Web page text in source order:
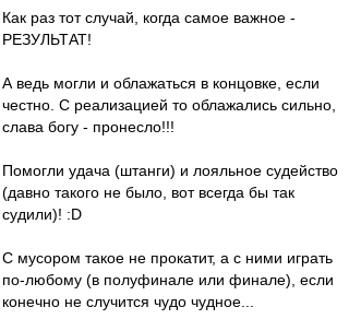
Как раз тот случай, когда самое важное -
РЕЗУЛЬТАТ!
А ведь могли и облажаться в концовке, если
честно. С реализацией то облажались сильно,
слава богу - пронесло!!!
Помогли удача (штанги) и лояльное судейство
(давно такого не было, вот всегда бы так
судили)! :D
С мусором такое не прокатит, а с ними играть
по-любому (в полуфинале или финале), если
конечно не случится чудо чудное...